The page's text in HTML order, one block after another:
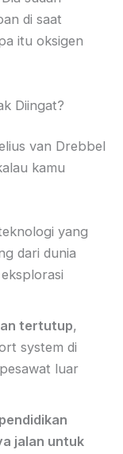
di saat
itu oksigen
Diingat?
van Drebbel
kamu
yang
dari dunia
tertutup,
system di
luar
jalan untuk